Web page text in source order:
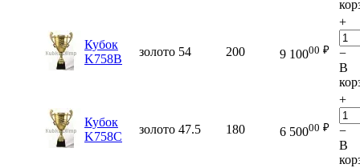
Кубок
K758B
золото 54 200 9 10000 ₽
+
−
В
Кубок
K758C
золото 47.5 180 6 50000 ₽
+
−
В